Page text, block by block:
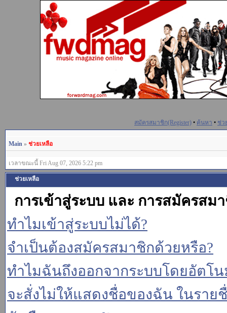
สมัครสมาชิก(Register) • ค้นหา • ช่ว
Main » ช่วยเหลือ
เวลาขณะนี้ Fri Aug 07, 2026 5:22 pm
ช่วยเหลือ
การเข้าสู่ระบบ และ การสมัครสม
ทำไมเข้าสู่ระบบไม่ได้?
จำเป็นต้องสมัครสมาชิกด้วยหรือ?
ทำไมฉันถึงออกจากระบบโดยอัตโ
จะสั่งไม่ให้แสดงชื่อของฉัน ในราย